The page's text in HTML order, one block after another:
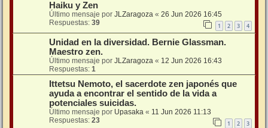
Haiku y Zen
Último mensaje por JLZaragoza « 26 Jun 2026 16:45
Respuestas: 39 1 2 3 4
Unidad en la diversidad. Bernie Glassman.
Maestro zen.
Último mensaje por JLZaragoza « 12 Jun 2026 16:43
Respuestas: 1
Ittetsu Nemoto, el sacerdote zen japonés que
ayuda a encontrar el sentido de la vida a
potenciales suicidas.
Último mensaje por Upasaka « 11 Jun 2026 11:13
Respuestas: 23 1 2 3